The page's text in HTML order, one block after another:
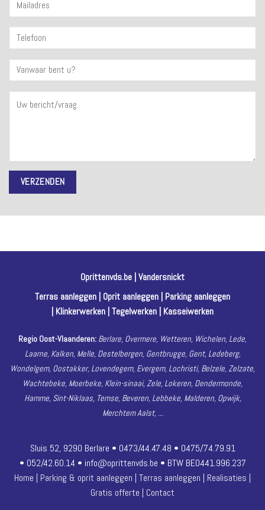
Oprittenvds.be | Vandersnickt
Terras aanleggen | Oprit aanleggen | Parking aanleggen
| Klinkerwerken | Tegelwerken | Kasseiwerken
Regio Oost-Vlaanderen: Berlare, Overmere, Wetteren, Wichelen, Lede,
Laarne, Kalken, Melle, Destelbergen, Gentbrugge, Gent, Ledeberg,
Wondelgem, Oostakker, Lovendegem, Evergem, Lochristi, Belzele, Zelzate,
Wachtebeke, Moerbeke, Klein-sinaai, Zele, Lokeren, Dendermonde,
Hamme, Sint-Niklaas, Temse, Beveren, Lebbeke, Malderen, Opwijk,
Merchtem Aalst, ...
Sluis 52, 9290 Berlare • 0473/44.47.48 • 0475/74.79.91
• 052/42.60.14 • info@oprittenvds.be • BTW BE0441.996.237
Home | Parking & oprit aanleggen | Terras aanleggen | Realisaties |
Gratis offerte | Contact